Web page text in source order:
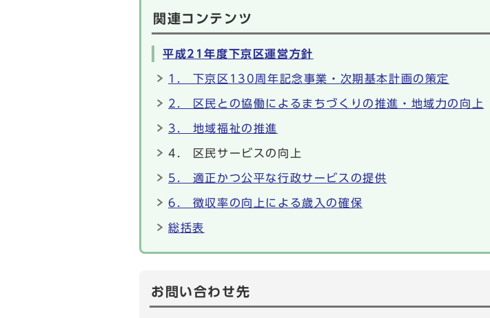
関連コンテンツ
平成21年度下京区運営方針
1. 下京区130周年記念事業・次期基本計画の策定
2. 区民との協働によるまちづくりの推進・地域力の向上
3. 地域福祉の推進
4. 区民サービスの向上
5. 適正かつ公平な行政サービスの提供
6. 徴収率の向上による歳入の確保
総括表
お問い合わせ先